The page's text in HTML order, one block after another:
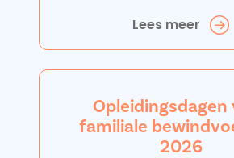
Lees meer
Opleidingsdagen
familiale
2026